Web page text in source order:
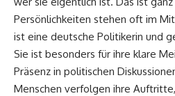
Persönlichkeiten stehen oft im
ist eine deutsche Politikerin und
Sie ist besonders für ihre klare
Präsenz in politischen
Menschen verfolgen ihre